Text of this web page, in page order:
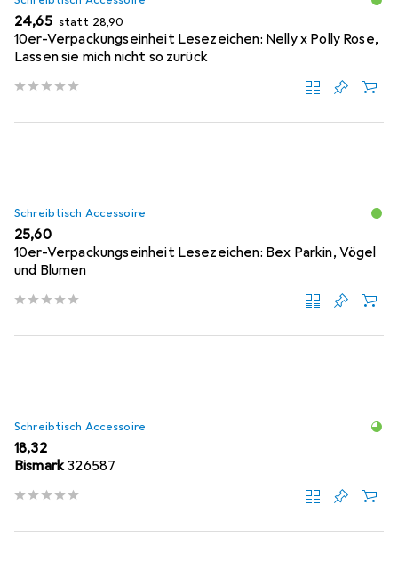
EUR
24,65 statt EUR
28,90
10er-Verpackungseinheit Lesezeichen: Nelly x Polly Rose,
Lassen sie mich nicht so zurück
Schreibtisch Accessoire
EUR
25,60
10er-Verpackungseinheit Lesezeichen: Bex Parkin, Vögel
und Blumen
Schreibtisch Accessoire
EUR
18,32
Bismark326587